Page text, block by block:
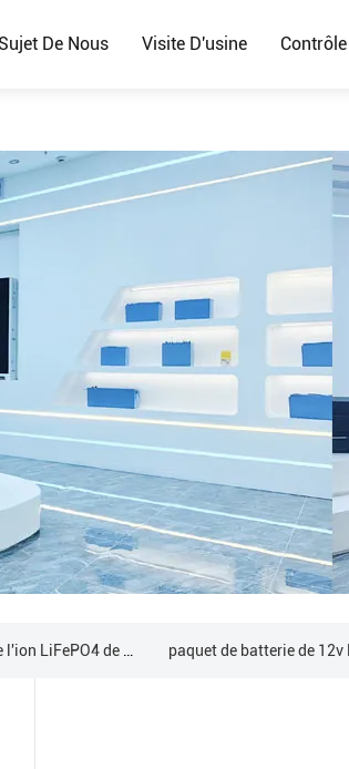
De Nous Visite D'usine
Batterie de l'ion LiFePO4 de lithium